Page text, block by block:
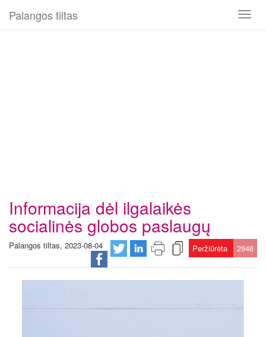
Toggle
Palangos tiltas
Informacija dėl ilgalaikės
socialinės globos paslaugų
Palangos tiltas, 2023-08-04 Peržiūrėta 2946